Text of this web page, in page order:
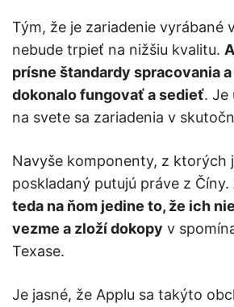
Tým, že je zariadenie vyrábané
nebude trpieť na nižšiu kvalitu.
prísne štandardy spracovania
dokonalo fungovať a sedieť. Je
na svete sa zariadenia v
Navyše komponenty, z ktorých
poskladaný putujú práve z Číny.
teda na ňom jedine to, že ich
vezme a zloží dokopy v
Texase.
Je jasné, že Applu sa takýto